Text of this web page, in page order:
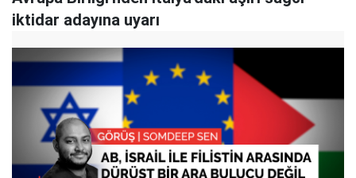
iktidar adayına uyarı